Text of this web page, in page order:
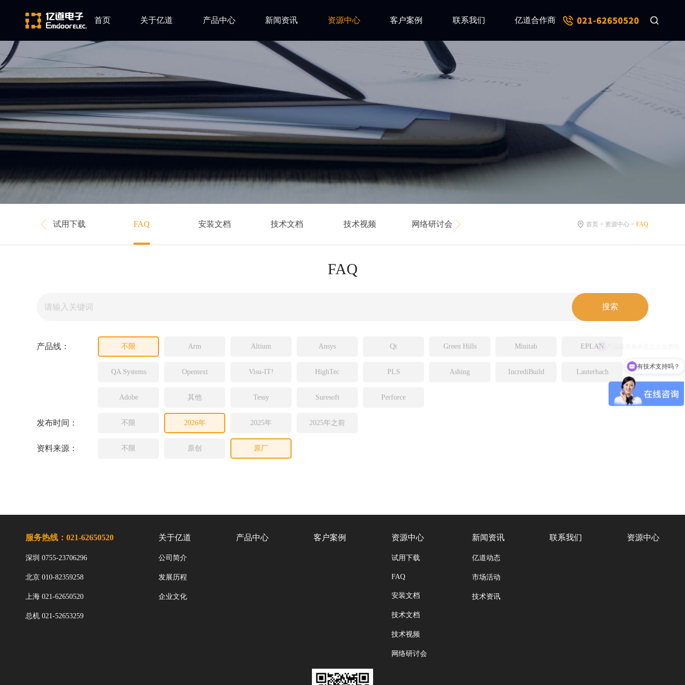
首页 关于亿道
企业文化
产品中心
Ansys
Qt
Green Hills
Minitab
Visu-IT
Source Insight
Incredibuild
新闻资讯
亿道动态
市场活动
资源中心
安装文档
技术文档
网络研讨会
客户案例 联系我们 亿道合作商
试用下载 FAQ 安装文档 技术文档 技术视频 网络研讨会 首页 > 资源中心 > FAQ
FAQ
产品线： 不限 Arm Altium Ansys Qt Green Hills Minitab EPLAN
QA Systems Opentext Visu-IT! HighTec PLS Ashing IncrediBuild Lauterbach
Adobe 其他 Tessy Suresoft Perforce
发布时间： 不限 2026年 2025年 2025年之前
资料来源： 不限 原创 原厂
服务热线：021-62650520
深圳 0755-23706296
北京 010-82359258
上海 021-62650520
总机 021-52653259
关于亿道
公司简介
发展历程
企业文化
产品中心 客户案例 资源中心
试用下载
FAQ
安装文档
技术文档
技术视频
网络研讨会
新闻资讯
亿道动态
市场活动
技术资讯
联系我们 资源中心
有技术支持吗？